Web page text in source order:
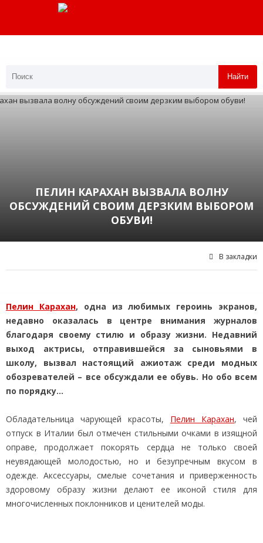
Найти
ПЕЛИН КАРАХАН ВЫЗВАЛА ВОЛНУ
ОБСУЖДЕНИЙ СВОИМ ДЕРЗКИМ ВЫБОРОМ
ОБУВИ!
В закладки
Пелин Карахан, одна из любимых героинь экранов,
недавно оказалась в центре внимания журналов
благодаря своему стилю и образу жизни. Недавний
выход актрисы, отправившейся за сыновьями в
школу, вызвал настоящий ажиотаж среди модных
обозревателей – все обсуждали ее обувь. Но обо всем
по порядку…
Обладательница чарующей красоты, Пелин Карахан, чей
отпуск в Италии был отмечен стильными очками в изящной
оправе, продолжает покорять сердца не только своей
неувядающей молодостью, но и безупречным вкусом в
одежде. Аксессуары, смелые сочетания и приверженность
здоровому образу жизни делают ее иконой стиля для
многочисленных поклонников и ценителей моды.